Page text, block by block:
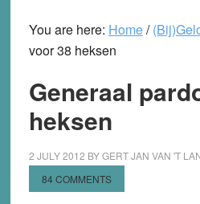
You are here: Home/
voor 38 heksen
Generaal
heksen
2 JULY 2012 BYGERT JAN VAN 'T
84 COMMENTS